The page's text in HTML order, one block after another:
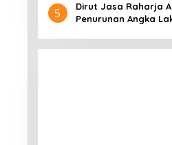
5
Dirut Jasa Raharja
Penurunan Angka